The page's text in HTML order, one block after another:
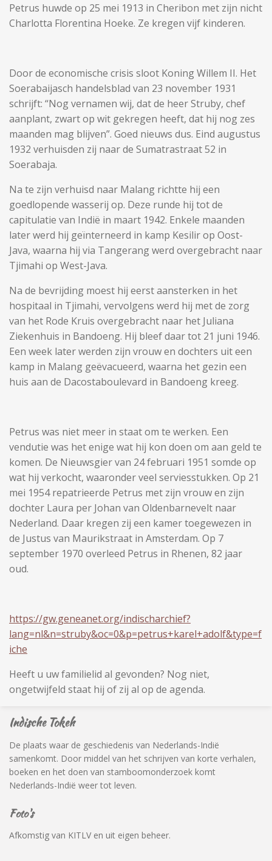
Petrus huwde op 25 mei 1913 in Cheribon met zijn nicht
Charlotta Florentina Hoeke. Ze kregen vijf kinderen.
Door de economische crisis sloot Koning Willem II. Het
Soerabaijasch handelsblad van 23 november 1931
schrijft: “Nog vernamen wij, dat de heer Struby, chef
aanplant, zwart op wit gekregen heeft, dat hij nog zes
maanden mag blijven”. Goed nieuws dus. Eind augustus
1932 verhuisden zij naar de Sumatrastraat 52 in
Soerabaja.
Na te zijn verhuisd naar Malang richtte hij een
goedlopende wasserij op. Deze runde hij tot de
capitulatie van Indië in maart 1942. Enkele maanden
later werd hij geïnterneerd in kamp Kesilir op Oost-
Java, waarna hij via Tangerang werd overgebracht naar
Tjimahi op West-Java.
Na de bevrijding moest hij eerst aansterken in het
hospitaal in Tjimahi, vervolgens werd hij met de zorg
van het Rode Kruis overgebracht naar het Juliana
Ziekenhuis in Bandoeng. Hij bleef daar tot 21 juni 1946.
Een week later werden zijn vrouw en dochters uit een
kamp in Malang geëvacueerd, waarna het gezin een
huis aan de Dacostaboulevard in Bandoeng kreeg.
Petrus was niet meer in staat om te werken. Een
vendutie was het enige wat hij kon doen om aan geld te
komen. De Nieuwsgier van 24 februari 1951 somde op
wat hij verkocht, waaronder veel serviesstukken. Op 21
mei 1954 repatrieerde Petrus met zijn vrouw en zijn
dochter Laura per Johan van Oldenbarnevelt naar
Nederland. Daar kregen zij een kamer toegewezen in
de Justus van Maurikstraat in Amsterdam. Op 7
september 1970 overleed Petrus in Rhenen, 82 jaar
oud.
https://gw.geneanet.org/indischarchief?
lang=nl&n=struby&oc=0&p=petrus+karel+adolf&type=f
iche
Heeft u uw familielid al gevonden? Nog niet,
ongetwijfeld staat hij of zij al op de agenda.
Indische Tokeh
De plaats waar de geschiedenis van Nederlands-Indië
samenkomt. Door middel van het schrijven van korte verhalen,
boeken en het doen van stamboomonderzoek komt
Nederlands-Indië weer tot leven.
Foto's
Afkomstig van KITLV en uit eigen beheer.